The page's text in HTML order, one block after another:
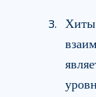
Хиты